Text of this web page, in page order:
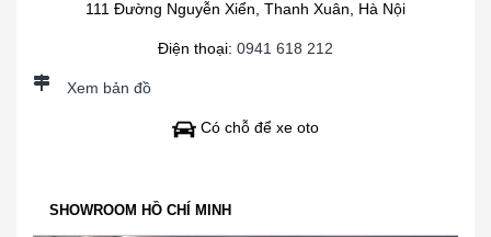
111 Đường Nguyễn Xiển, Thanh Xuân, Hà Nội
Điện thoại: 0941 618 212
Xem bản đồ
Có chỗ để xe oto
SHOWROOM HỒ CHÍ MINH